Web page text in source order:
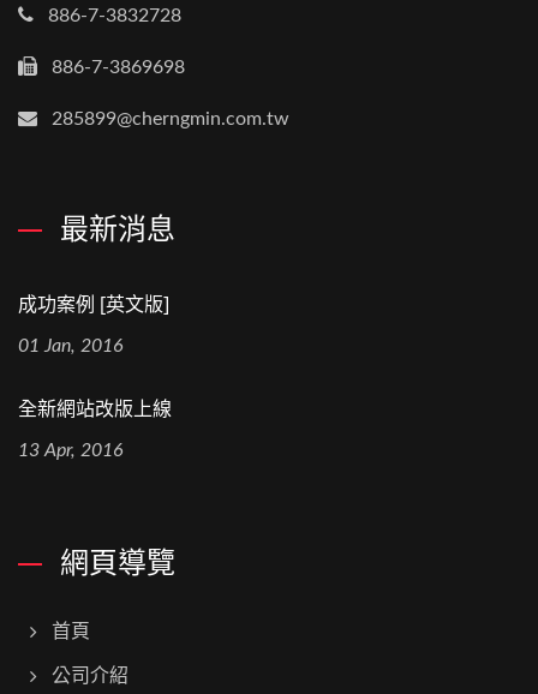
886-7-3832728
886-7-3869698
285899@cherngmin.com.tw
最新消息
成功案例 [英文版]
01 Jan, 2016
全新網站改版上線
13 Apr, 2016
網頁導覽
首頁
公司介紹